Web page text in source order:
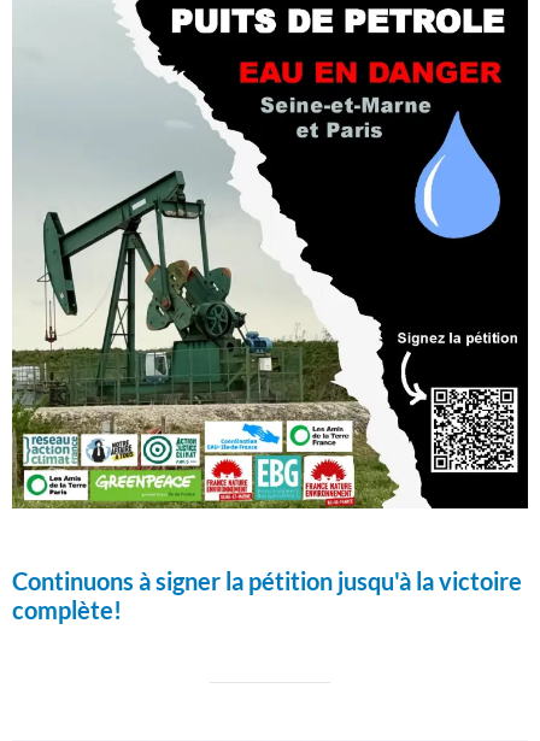
Continuons à signer la pétition jusqu'à la victoire
complète!